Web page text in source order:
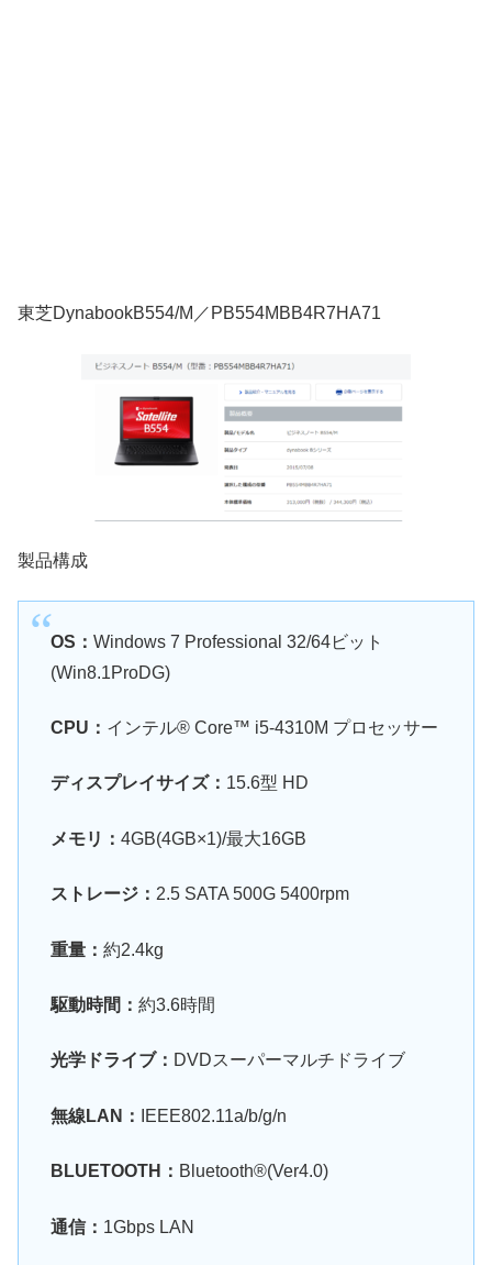
東芝DynabookB554/M／PB554MBB4R7HA71
製品構成
OS： Windows 7 Professional 32/64ビット
(Win8.1ProDG)
CPU： インテル® Core™ i5-4310M プロセッサー
ディスプレイサイズ： 15.6型 HD
メモリ： 4GB(4GB×1)/最大16GB
ストレージ： 2.5 SATA 500G 5400rpm
重量： 約2.4kg
駆動時間： 約3.6時間
光学ドライブ： DVDスーパーマルチドライブ
無線LAN： IEEE802.11a/b/g/n
BLUETOOTH： Bluetooth®(Ver4.0)
通信： 1Gbps LAN